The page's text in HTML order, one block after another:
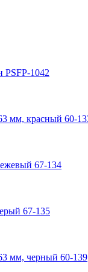
1042
мм, краcный 60-
67-134
67-135
мм, черный 60-139